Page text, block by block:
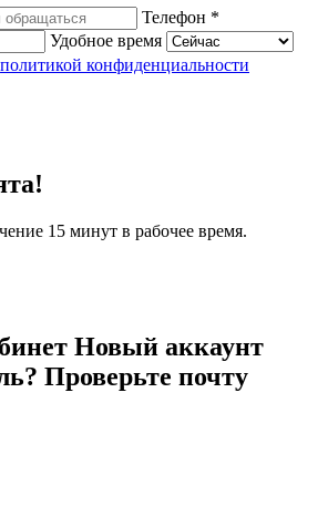
Телефон *
Удобное время
политикой конфиденциальности
15 минут в рабочее время.
Новый аккаунт
Проверьте почту